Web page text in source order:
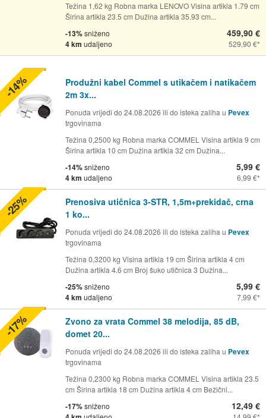
Težina 1,62 kg Robna marka LENOVO Visina artikla 1.79 cm
Širina artikla 23.5 cm Dužina artikla 35.93 cm...
-13%sniženo
4 km udaljeno
459,90 €
529,90 €
Produžni kabel Commel s utikačem i natikačem
2m 3x...
Ponuda vrijedi do 24.08.2026 ili do isteka zaliha u Pevex
trgovinama
Težina 0,2500 kg Robna marka COMMEL Visina artikla 9 cm
Širina artikla 10 cm Dužina artikla 32 cm Dužina...
-14%sniženo
4 km udaljeno
5,99 €
6,99 €
-14%
Prenosiva utičnica 3-STR, 1,5m+prekidač, crna
1 ko...
Ponuda vrijedi do 24.08.2026 ili do isteka zaliha u Pevex
trgovinama
Težina 0,3200 kg Visina artikla 19 cm Širina artikla 4 cm
Dužina artikla 4.6 cm Broj šuko utičnica 3 Dužina...
-25%sniženo
4 km udaljeno
5,99 €
7,99 €
-25%
Zvono za vrata Commel 38 melodija, 85 dB,
domet 20...
Ponuda vrijedi do 24.08.2026 ili do isteka zaliha u Pevex
trgovinama
Težina 0,2300 kg Robna marka COMMEL Visina artikla 23.5
cm Širina artikla 18 cm Dužina artikla 4 cm Bežični...
-17%sniženo 12,49 €
-17%